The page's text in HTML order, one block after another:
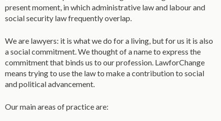
present moment, in which administrative law and labour and
social security law frequently overlap.
We are lawyers: it is what we do for a living, but for us it is also
a social commitment. We thought of a name to express the
commitment that binds us to our profession. LawforChange
means trying to use the law to make a contribution to social
and political advancement.
Our main areas of practice are: